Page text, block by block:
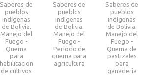
Saberes de
pueblos
indígenas
de Bolivia.
Manejo del
Fuego -
Quema
para
habilitacion
de cultivos
Saberes de
pueblos
indígenas
de Bolivia.
Manejo del
Fuego -
Periodo de
quema para
agricultura
Saberes de
pueblos
indígenas
de Bolivia.
Manejo del
Fuego -
Quema de
pastizales
para
ganaderia